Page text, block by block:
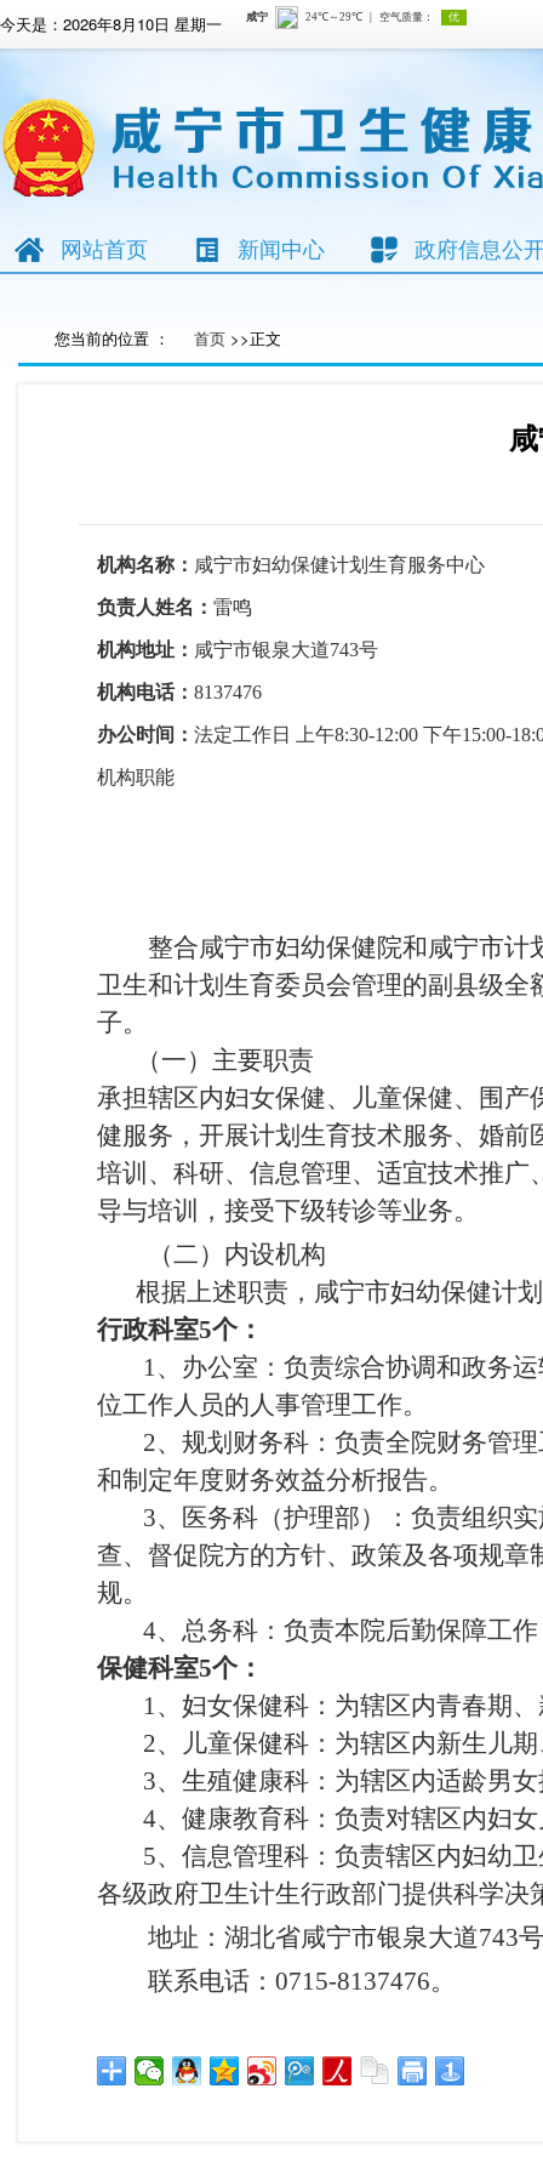
今天是： 2026年8月10日 星期一
网站首页 新闻中心 政府信息公
您当前的位置 ： 首页 >>正文
机构名称： 咸宁市妇幼保健计划生育服务中心
负责人姓名： 雷鸣
机构地址： 咸宁市银泉大道743号
机构电话： 8137476
办公时间： 法定工作日 上午8:30-12:00 下午15:00-
机构职能
整合咸宁市妇幼保健院和咸宁市计
卫生和计划生育委员会管理的副县级全
子。
（一）主要职责
承担辖区内妇女保健、儿童保健、围
健服务，开展计划生育技术服务、婚
培训、科研、信息管理、适宜技术推
导与培训，接受下级转诊等业务。
（二）内设机构
根据上述职责，咸宁市妇幼保健计
行政科室5个：
1、办公室：负责综合协调和政务运
位工作人员的人事管理工作。
2、规划财务科：负责全院财务管理
和制定年度财务效益分析报告。
3、医务科（护理部）：负责组织实
查、督促院方的方针、政策及各项规
规。
4、 总务科：负责本院后勤保障工
保健科室5个：
1、妇女保健科：为辖区内青春期、
2、儿童保健科：为辖区内新生儿期
3、生殖健康科：为辖区内适龄男女
4、健康教育科：负责对辖区内妇女
5、信息管理科：负责辖区内妇幼卫
各级政府卫生计生行政部门提供科学决
地址：湖北省咸宁市银泉大道743
联系电话：0715-8137476。